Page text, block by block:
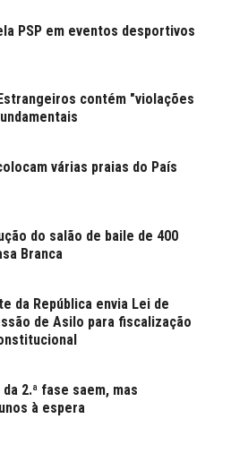
PSP em eventos desportivos
contém "violações
várias praias do País
do salão de baile de 400
Branca
da República envia Lei de
de Asilo para fiscalização
2.ª fase saem, mas
à espera